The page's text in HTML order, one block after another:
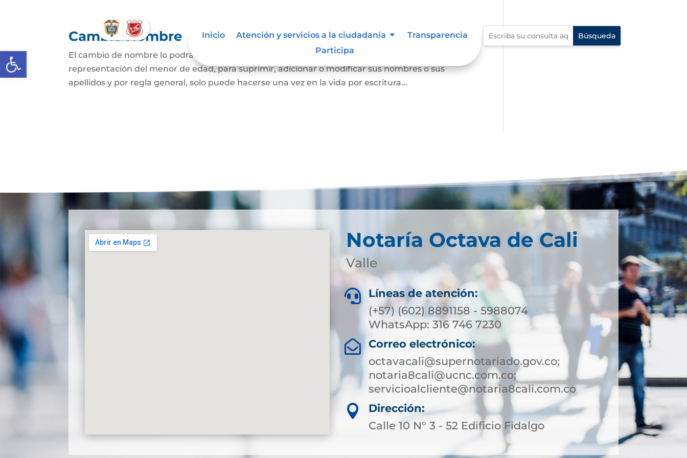
Abrir barra de herramientas
Inicio Atención y servicios a la ciudadanía
Transparencia
Participa
Cambio Nombre
El cambio de nombre lo podrá hacer la persona mayor de edad voluntariamente o los padres en
representación del menor de edad, para suprimir, adicionar o modificar sus nombres o sus
apellidos y por regla general, solo puede hacerse una vez en la vida por escritura...
Notaría Octava de Cali
Valle

Líneas de atención:
(+57) (602) 8891158 - 5988074
WhatsApp: 316 746 7230

Correo electrónico:
octavacali@supernotariado.gov.co;
notaria8cali@ucnc.com.co;
servicioalcliente@notaria8cali.com.co

Dirección:
Calle 10 N° 3 - 52 Edificio Fidalgo